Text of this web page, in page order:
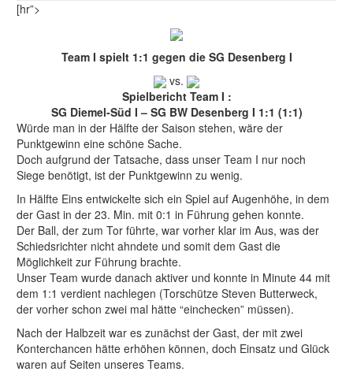
[hr”>
Team I spielt 1:1 gegen die SG Desenberg I
vs.
Spielbericht Team I :
SG Diemel-Süd I – SG BW Desenberg I 1:1 (1:1)
Würde man in der Hälfte der Saison stehen, wäre der
Punktgewinn eine schöne Sache.
Doch aufgrund der Tatsache, dass unser Team I nur noch
Siege benötigt, ist der Punktgewinn zu wenig.
In Hälfte Eins entwickelte sich ein Spiel auf Augenhöhe, in dem
der Gast in der 23. Min. mit 0:1 in Führung gehen konnte.
Der Ball, der zum Tor führte, war vorher klar im Aus, was der
Schiedsrichter nicht ahndete und somit dem Gast die
Möglichkeit zur Führung brachte.
Unser Team wurde danach aktiver und konnte in Minute 44 mit
dem 1:1 verdient nachlegen (Torschütze Steven Butterweck,
der vorher schon zwei mal hätte “einchecken” müssen).
Nach der Halbzeit war es zunächst der Gast, der mit zwei
Konterchancen hätte erhöhen können, doch Einsatz und Glück
waren auf Seiten unseres Teams.